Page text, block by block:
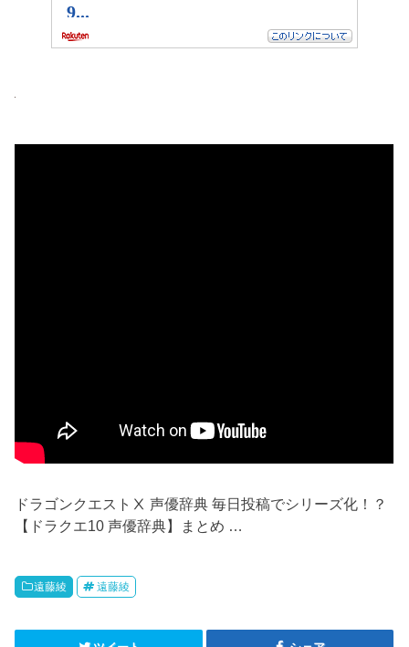
ドラゴンクエストⅩ 声優辞典 毎日投稿でシリーズ化！？
【ドラクエ10 声優辞典】まとめ …
遠藤綾 遠藤綾